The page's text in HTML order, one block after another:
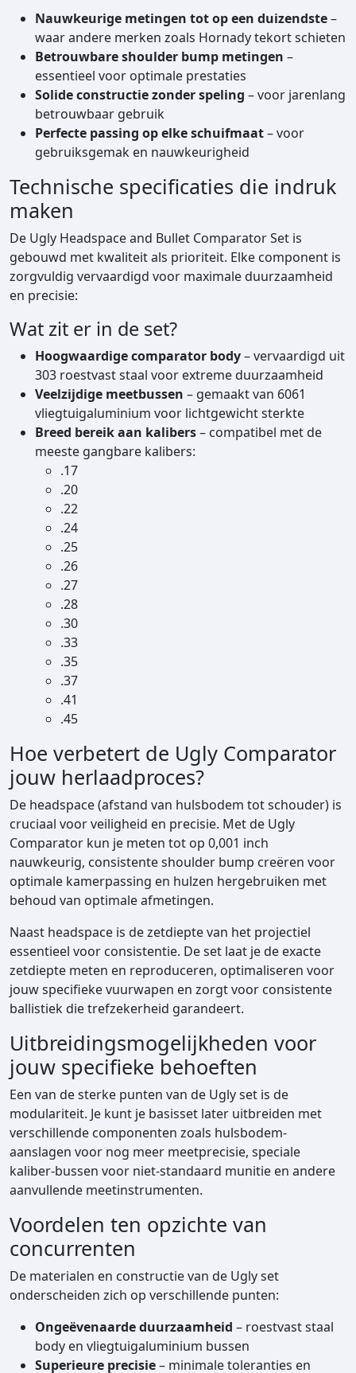
a
a
n
t
a
l
Nauwkeurige metingen tot op een duizendste–
waar andere merken zoals Hornady tekort schieten
Betrouwbare shoulder bump metingen –
essentieel voor optimale prestaties
Solide constructie zonder speling – voor jarenlang
betrouwbaar gebruik
Perfecte passing op elke schuifmaat– voor
gebruiksgemak en nauwkeurigheid
Technische specificaties die indruk
maken
De Ugly Headspace and Bullet Comparator Set is
gebouwd met kwaliteit als prioriteit. Elke component is
zorgvuldig vervaardigd voor maximale duurzaamheid
en precisie:
Wat zit er in de set?
Hoogwaardige comparator body– vervaardigd uit
303 roestvast staal voor extreme duurzaamheid
Veelzijdige meetbussen – gemaakt van 6061
vliegtuigaluminium voor lichtgewicht sterkte
Breed bereik aan kalibers– compatibel met de
meeste gangbare kalibers:
.17
.20
.22
.24
.25
.26
.27
.28
.30
.33
.35
.37
.41
.45
Hoe verbetert de Ugly Comparator
jouw herlaadproces?
De headspace (afstand van hulsbodem tot schouder) is
cruciaal voor veiligheid en precisie. Met de Ugly
Comparator kun je meten tot op 0,001 inch
nauwkeurig, consistente shoulder bump creëren voor
optimale kamerpassing en hulzen hergebruiken met
behoud van optimale afmetingen.
Naast headspace is de zetdiepte van het projectiel
essentieel voor consistentie. De set laat je de exacte
zetdiepte meten en reproduceren, optimaliseren voor
jouw specifieke vuurwapen en zorgt voor consistente
ballistiek die trefzekerheid garandeert.
Uitbreidingsmogelijkheden voor
jouw specifieke behoeften
Een van de sterke punten van de Ugly set is de
modulariteit. Je kunt je basisset later uitbreiden met
verschillende componenten zoals hulsbodem-
aanslagen voor nog meer meetprecisie, speciale
kaliber-bussen voor niet-standaard munitie en andere
aanvullende meetinstrumenten.
Voordelen ten opzichte van
concurrenten
De materialen en constructie van de Ugly set
onderscheiden zich op verschillende punten:
Ongeëvenaarde duurzaamheid – roestvast staal
body en vliegtuigaluminium bussen
Superieure precisie– minimale toleranties en